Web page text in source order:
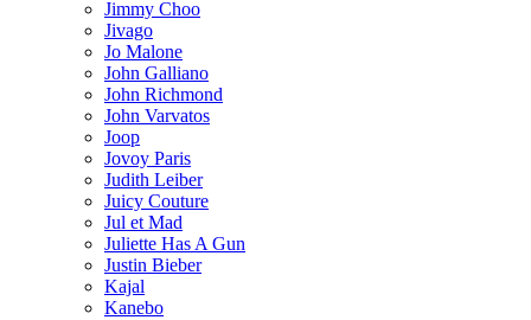
Jimmy Choo
Jivago
Jo Malone
John Galliano
John Richmond
John Varvatos
Joop
Jovoy Paris
Judith Leiber
Juicy Couture
Jul et Mad
Juliette Has A Gun
Justin Bieber
Kajal
Kanebo